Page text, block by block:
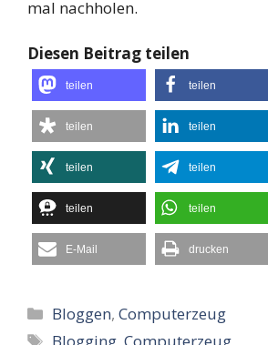
mal nachholen.
Diesen Beitrag teilen
teilen teilen
teilen teilen
teilen teilen
teilen teilen
E-Mail drucken
Kategorien
Bloggen,Computerzeug
Schlagwörter